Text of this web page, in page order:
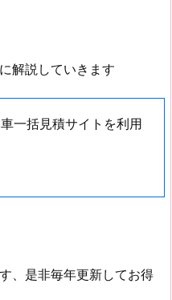
解説していきます
一括見積サイトを利用
、是非毎年更新してお得